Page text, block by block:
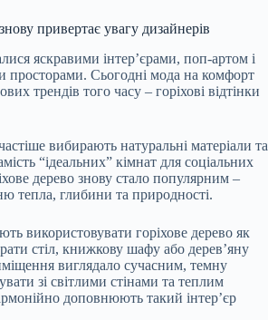
привертає увагу дизайнерів
яскравими інтер’єрами, поп-артом і
Сьогодні мода на комфорт
трендів того часу – горіхові відтінки
вибирають натуральні матеріали та
“ідеальних” кімнат для соціальних
дерево знову стало популярним –
тепла, глибини та природності.
використовувати горіхове дерево як
стіл, книжкову шафу або дерев’яну
виглядало сучасним, темну
зі світлими стінами та теплим
доповнюють такий інтер’єр